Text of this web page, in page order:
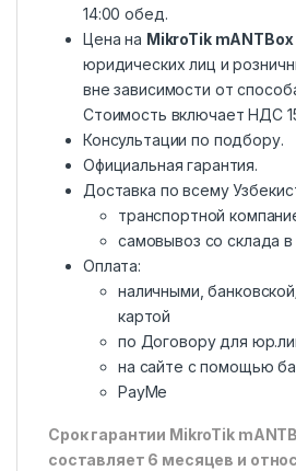
14:00 обед.
Цена на MikroTik mANTBox
юридических лиц и
вне зависимости от
Стоимость включает НДС
Консультации по подбору.
Официальная гарантия.
Доставка по всему
транспортной
самовывоз со склада в
Оплата:
наличными,
картой
по Договору для
на сайте с помощью
PayMe
Срок гарантии MikroTik
составляет 6 месяцев и